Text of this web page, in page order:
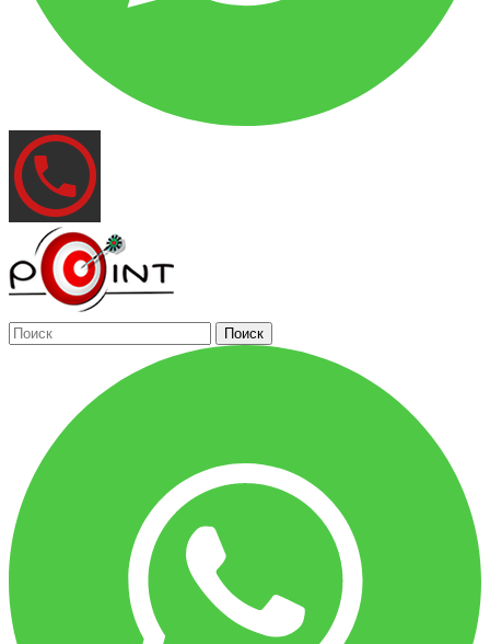
Поиск